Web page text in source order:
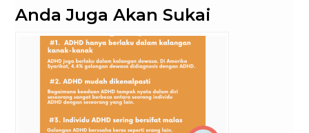
Anda Juga Akan Sukai